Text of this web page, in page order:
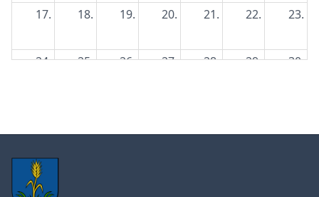
17. 18. 19. 20. 21. 22. 23.
24. 25. 26. 27. 28. 29. 30.